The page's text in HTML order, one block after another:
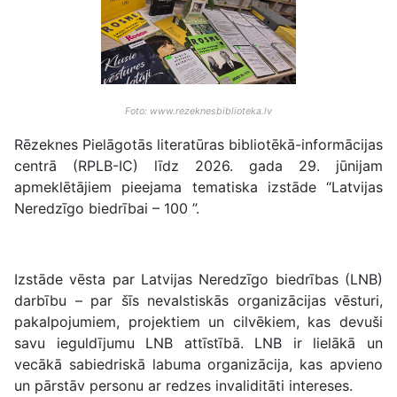
Foto: www.rezeknesbiblioteka.lv
Rēzeknes Pielāgotās literatūras bibliotēkā-informācijas
centrā (RPLB-IC) līdz 2026. gada 29. jūnijam
apmeklētājiem pieejama tematiska izstāde “Latvijas
Neredzīgo biedrībai – 100 ”.
Izstāde vēsta par Latvijas Neredzīgo biedrības (LNB)
darbību – par šīs nevalstiskās organizācijas vēsturi,
pakalpojumiem, projektiem un cilvēkiem, kas devuši
savu ieguldījumu LNB attīstībā. LNB ir lielākā un
vecākā sabiedriskā labuma organizācija, kas apvieno
un pārstāv personu ar redzes invaliditāti intereses.